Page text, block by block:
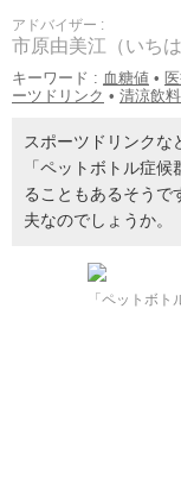
アドバイザー :
市原由美江（いち
キーワード : 血糖値 •
ーツドリンク • 清涼飲
スポーツドリンクな
「ペットボトル症
ることもあるそうで
夫なのでしょうか。
「ペットボト